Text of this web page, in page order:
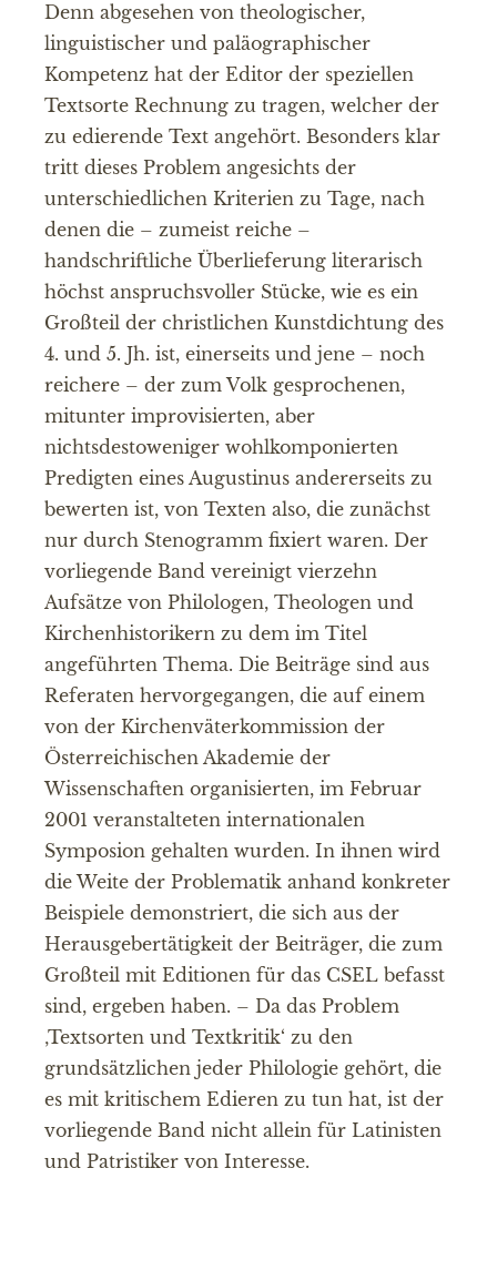
Denn abgesehen von theologischer,
linguistischer und paläographischer
Kompetenz hat der Editor der speziellen
Textsorte Rechnung zu tragen, welcher der
zu edierende Text angehört. Besonders klar
tritt dieses Problem angesichts der
unterschiedlichen Kriterien zu Tage, nach
denen die – zumeist reiche –
handschriftliche Überlieferung literarisch
höchst anspruchsvoller Stücke, wie es ein
Großteil der christlichen Kunstdichtung des
4. und 5. Jh. ist, einerseits und jene – noch
reichere – der zum Volk gesprochenen,
mitunter improvisierten, aber
nichtsdestoweniger wohlkomponierten
Predigten eines Augustinus andererseits zu
bewerten ist, von Texten also, die zunächst
nur durch Stenogramm fixiert waren. Der
vorliegende Band vereinigt vierzehn
Aufsätze von Philologen, Theologen und
Kirchenhistorikern zu dem im Titel
angeführten Thema. Die Beiträge sind aus
Referaten hervorgegangen, die auf einem
von der Kirchenväterkommission der
Österreichischen Akademie der
Wissenschaften organisierten, im Februar
2001 veranstalteten internationalen
Symposion gehalten wurden. In ihnen wird
die Weite der Problematik anhand konkreter
Beispiele demonstriert, die sich aus der
Herausgebertätigkeit der Beiträger, die zum
Großteil mit Editionen für das CSEL befasst
sind, ergeben haben. – Da das Problem
‚Textsorten und Textkritik‘ zu den
grundsätzlichen jeder Philologie gehört, die
es mit kritischem Edieren zu tun hat, ist der
vorliegende Band nicht allein für Latinisten
und Patristiker von Interesse.